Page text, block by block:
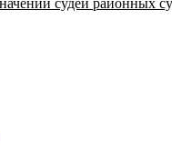
судей районных